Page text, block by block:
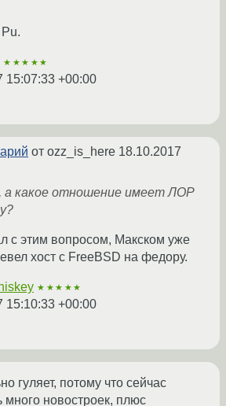
★★★★★
15:07:33 +00:00
от ozz_is_here 18.10.2017
а какое отношение имеет ЛОР
с этим вопросом, Макском уже
хост с FreeBSD на федору.
★★★★★
15:10:33 +00:00
гуляет, потому что сейчас
много новостроек, плюс